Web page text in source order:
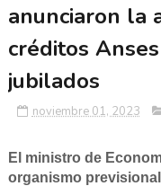
anunciaron la
créditos
jubilados
noviembre 01, 2023
El ministro de
organismo